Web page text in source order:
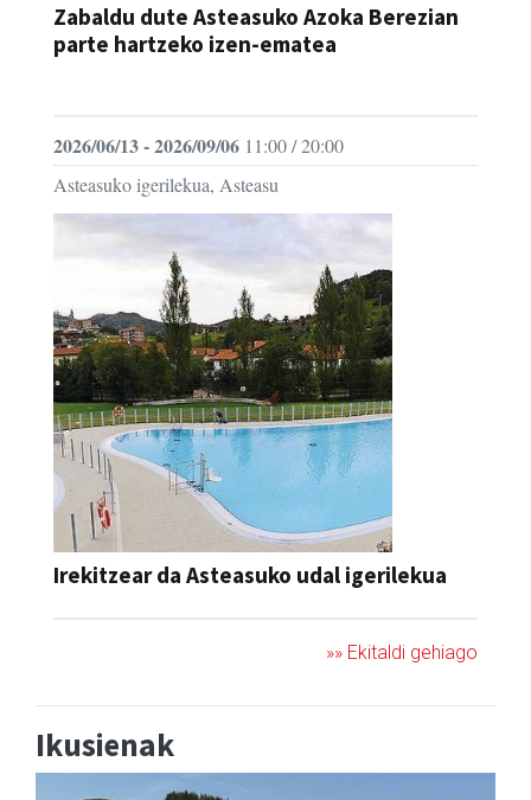
Zabaldu dute Asteasuko Azoka Berezian
parte hartzeko izen-ematea
2026/06/13 - 2026/09/06 11:00 / 20:00
Asteasuko igerilekua, Asteasu
Irekitzear da Asteasuko udal igerilekua
»» Ekitaldi gehiago
Ikusienak